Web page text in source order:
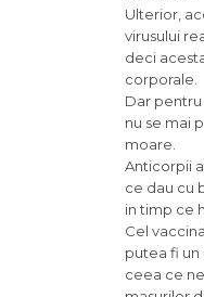
Ulterior,
virusului
deci
corporale.
Dar pentru
nu se mai
moare.
Anticorpii
ce dau cu
in timp ce
Cel
putea fi un
ceea ce